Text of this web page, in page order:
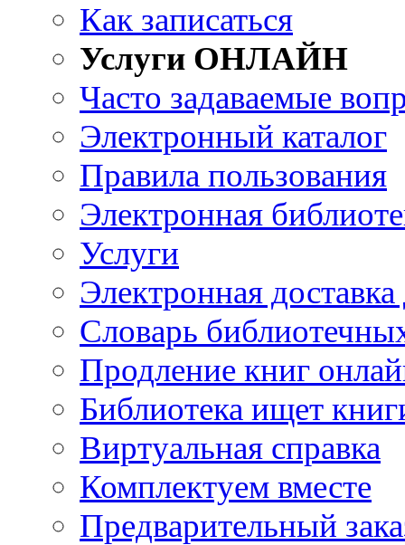
Как записаться
Услуги ОНЛАЙН
Часто задаваемые
Электронный каталог
Правила пользования
Электронная
Услуги
Электронная
Словарь
Продление книг
Библиотека ищет
Виртуальная справка
Комплектуем вместе
Предварительный